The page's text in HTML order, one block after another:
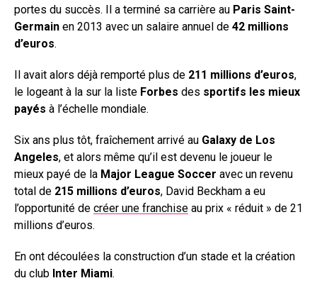
portes du succès. Il a terminé sa carrière au Paris Saint-
Germain en 2013 avec un salaire annuel de 42 millions
d’euros.
Il avait alors déjà remporté plus de 211 millions d’euros,
le logeant à la sur la liste Forbes des sportifs les mieux
payés à l’échelle mondiale.
Six ans plus tôt, fraîchement arrivé au Galaxy de Los
Angeles, et alors même qu’il est devenu le joueur le
mieux payé de la Major League Soccer avec un revenu
total de 215 millions d’euros, David Beckham a eu
l’opportunité de créer une franchise au prix « réduit » de 21
millions d’euros.
En ont découlées la construction d’un stade et la création
du club Inter Miami.